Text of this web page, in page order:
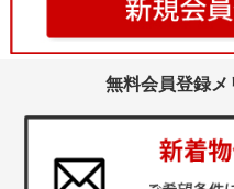
無料会員登録メ